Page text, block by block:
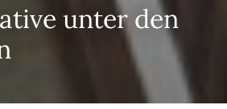
unter den